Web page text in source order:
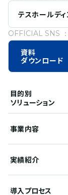
テスホールデ
OFFICIAL SNS ：
資料
ダウンロード
目的別
ソリューション
事業内容
実績紹介
導入プロセス